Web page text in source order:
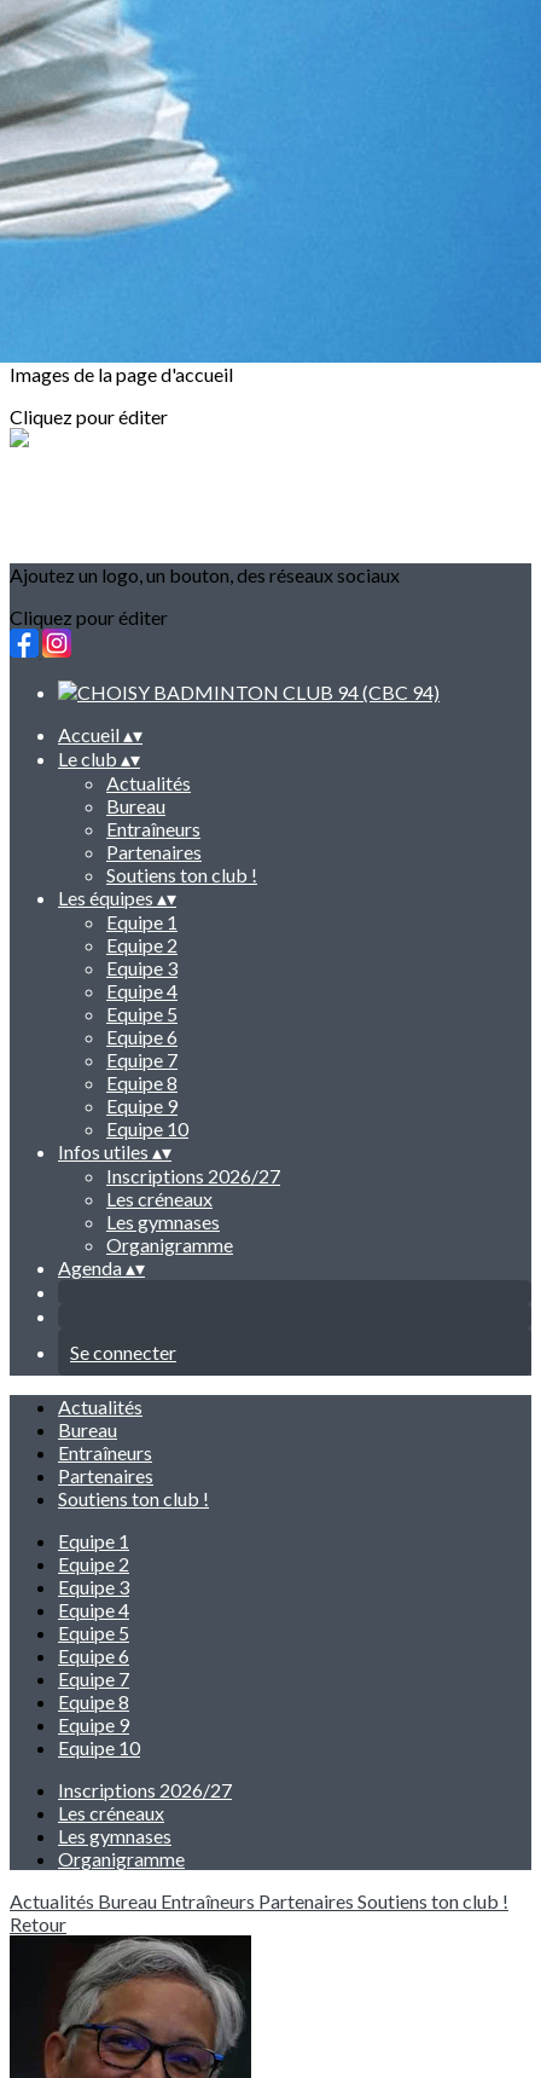
Exporter les lignes sélectionnées
Exporter toutes les colonnes
Exporter uniquement les colonnes affichées
Menu
<
>
Actualités
Bureau
Entraîneurs
Images de la page d'accueil
Cliquez pour éditer
Ajoutez un logo, un bouton, des réseaux sociaux
Cliquez pour éditer
Accueil▴▾
Le club ▴▾
Actualités
Bureau
Entraîneurs
Partenaires
Soutiens ton club !
Les équipes ▴▾
Equipe 1
Equipe 2
Equipe 3
Equipe 4
Equipe 5
Equipe 6
Equipe 7
Equipe 8
Equipe 9
Equipe 10
Infos utiles ▴▾
Inscriptions 2026/27
Les créneaux
Les gymnases
Organigramme
Agenda▴▾
Se connecter
Actualités
Bureau
Entraîneurs
Partenaires
Soutiens ton club !
Equipe 1
Equipe 2
Equipe 3
Equipe 4
Equipe 5
Equipe 6
Equipe 7
Equipe 8
Equipe 9
Equipe 10
Inscriptions 2026/27
Les créneaux
Les gymnases
Organigramme
Actualités Bureau Entraîneurs Partenaires Soutiens ton club !
Retour